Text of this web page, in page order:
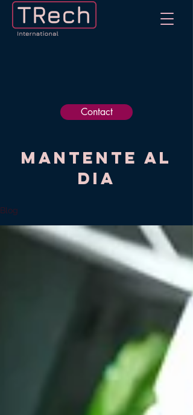
Contact
Mantente al
dia
Blog